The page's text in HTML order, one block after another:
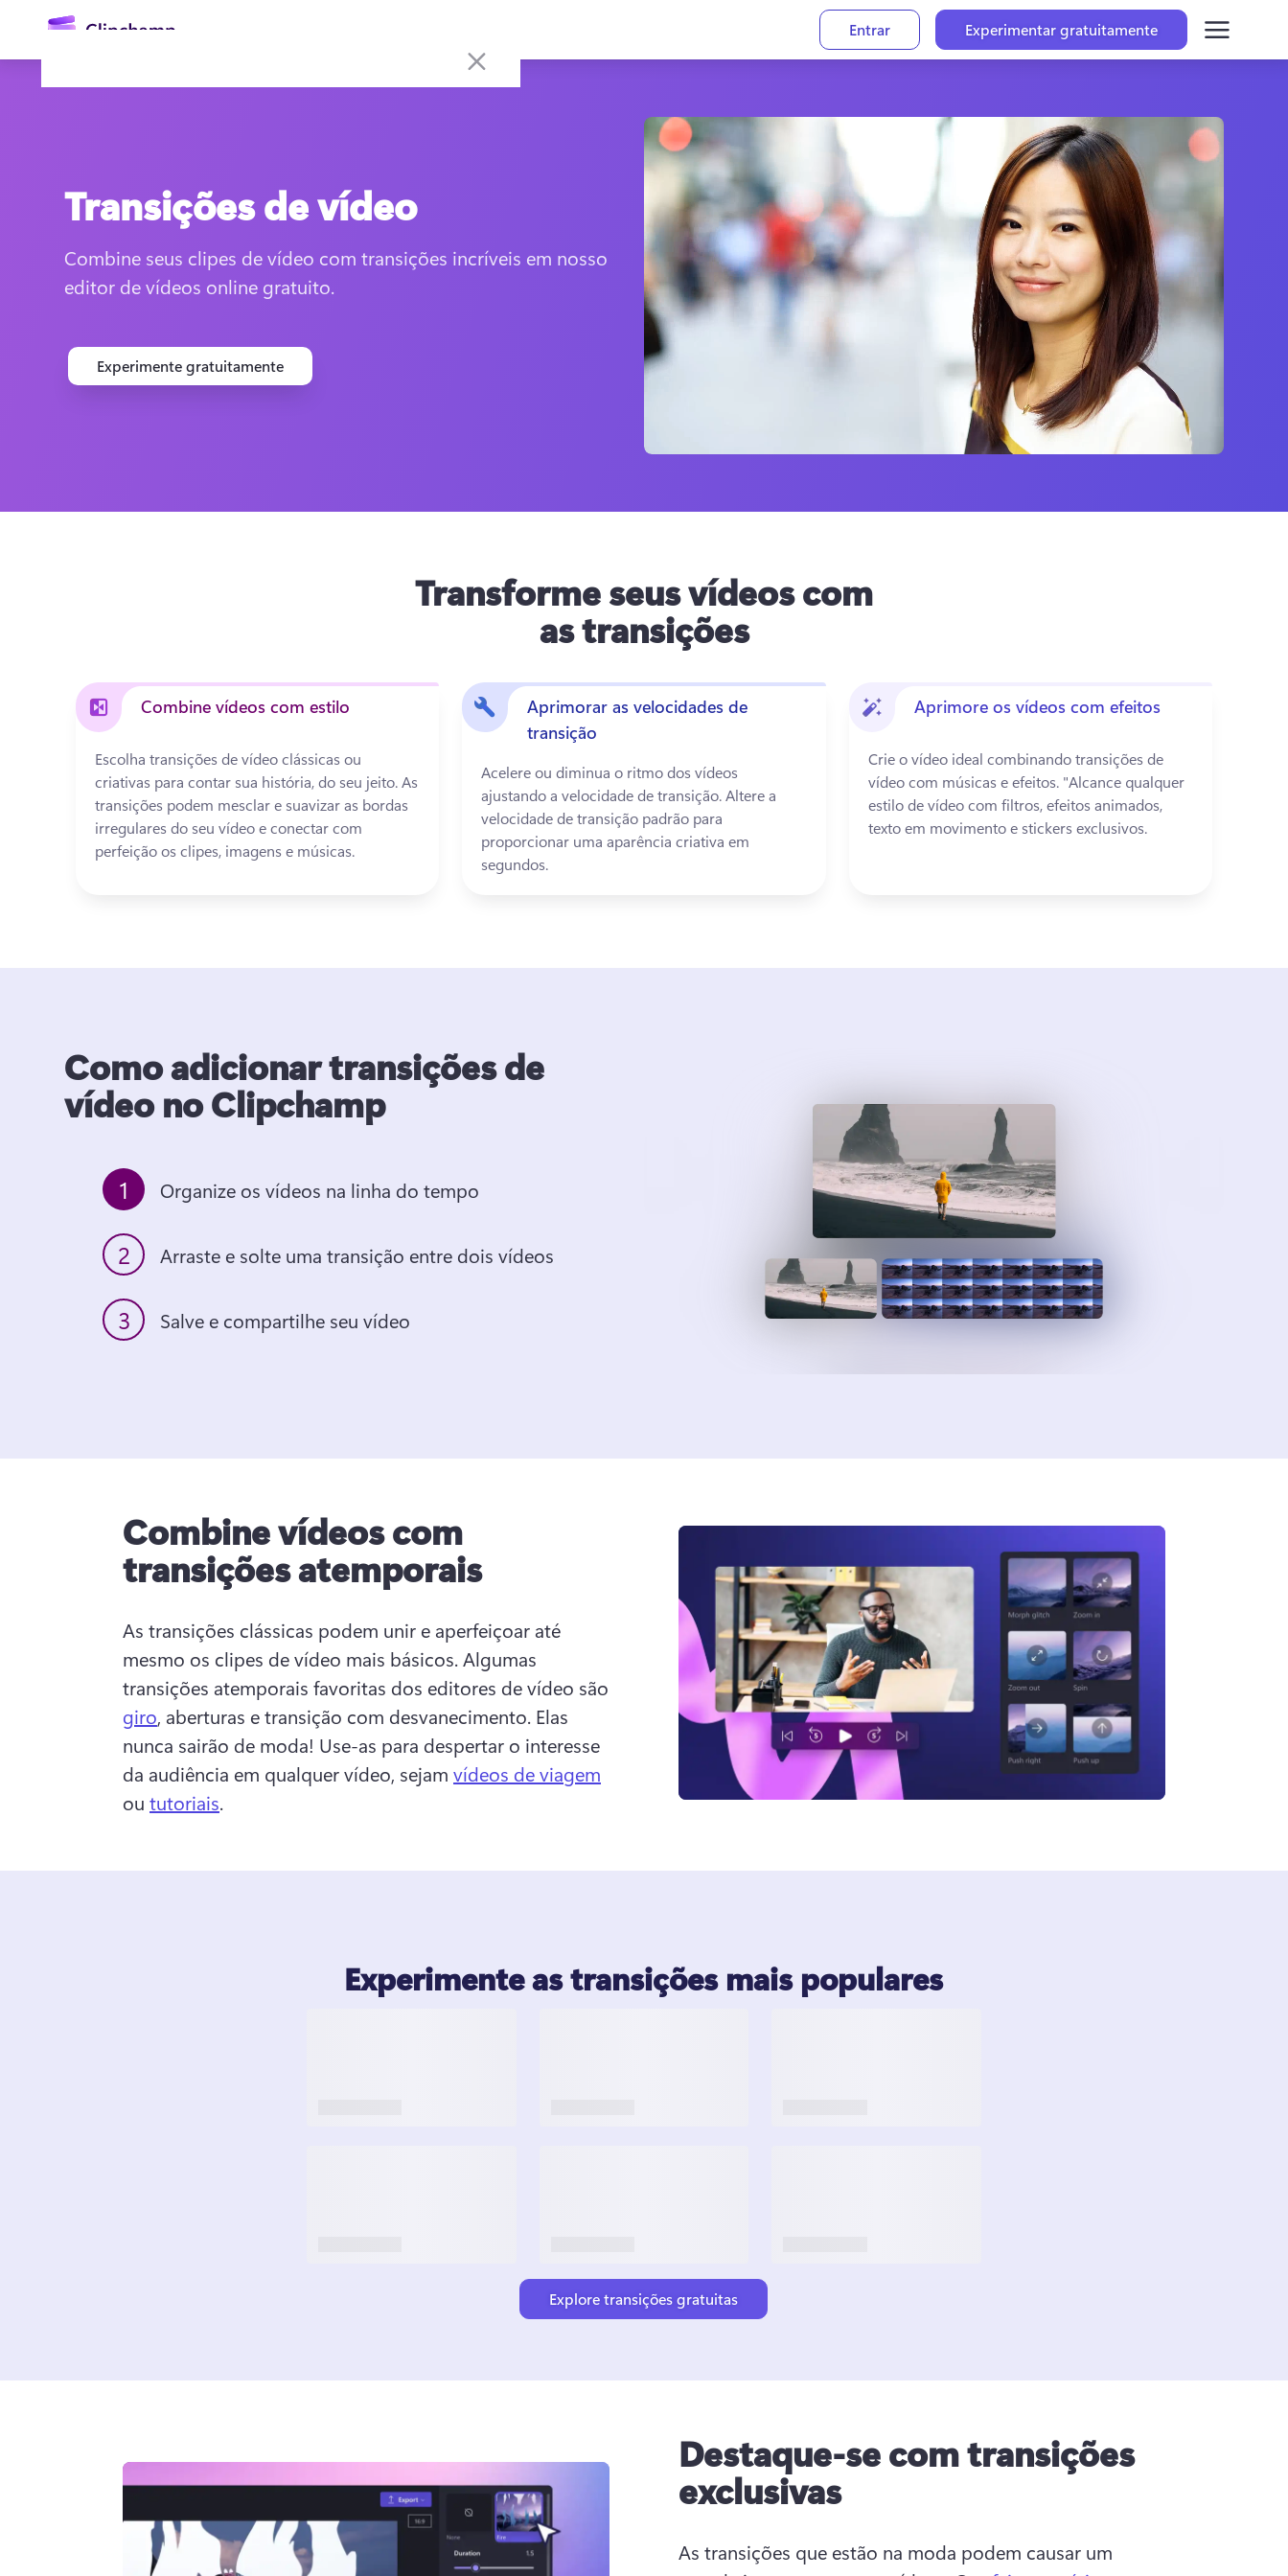
conteúdo
Entrar Experimentar gratuitamente
Entrar
Transições de vídeo
Combine seus clipes de vídeo com transições incríveis em nosso
editor de vídeos online gratuito.
Experimente gratuitamente
Transforme seus vídeos com
as transições
Combine vídeos com estilo
Escolha transições de vídeo clássicas ou
criativas para contar sua história, do seu jeito. As
transições podem mesclar e suavizar as bordas
irregulares do seu vídeo e conectar com
perfeição os clipes, imagens e músicas.
Aprimorar as velocidades de
transição
Acelere ou diminua o ritmo dos vídeos
ajustando a velocidade de transição. Altere a
velocidade de transição padrão para
proporcionar uma aparência criativa em
segundos.
Aprimore os vídeos com efeitos
Crie o vídeo ideal combinando transições de
vídeo com músicas e efeitos. "Alcance qualquer
estilo de vídeo com filtros, efeitos animados,
texto em movimento e stickers exclusivos.
Como adicionar transições de
vídeo no Clipchamp
1 Organize os vídeos na linha do tempo
2 Arraste e solte uma transição entre dois vídeos
3 Salve e compartilhe seu vídeo
Combine vídeos com
transições atemporais
As transições clássicas podem unir e aperfeiçoar até
mesmo os clipes de vídeo mais básicos. Algumas
giro, aberturas e transição com desvanecimento. Elas
nunca sairão de moda! Use-as para despertar o interesse
da audiência em qualquer vídeo, sejam vídeos de viagem
ou tutoriais.
Experimente as transições mais populares
Explore transições gratuitas
Destaque-se com transições
exclusivas
As transições que estão na moda podem causar um